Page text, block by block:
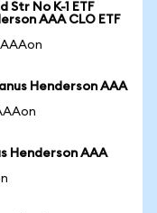
Str No K-1 ETF
AAA CLO ETF
Henderson AAA
Henderson AAA